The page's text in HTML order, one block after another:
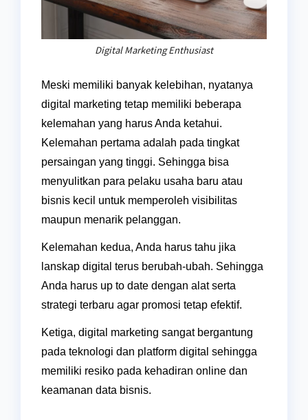
Digital Marketing Enthusiast
Meski memiliki banyak kelebihan, nyatanya
digital marketing tetap memiliki beberapa
kelemahan yang harus Anda ketahui.
Kelemahan pertama adalah pada tingkat
persaingan yang tinggi. Sehingga bisa
menyulitkan para pelaku usaha baru atau
bisnis kecil untuk memperoleh visibilitas
maupun menarik pelanggan.
Kelemahan kedua, Anda harus tahu jika
lanskap digital terus berubah-ubah. Sehingga
Anda harus up to date dengan alat serta
strategi terbaru agar promosi tetap efektif.
Ketiga, digital marketing sangat bergantung
pada teknologi dan platform digital sehingga
memiliki resiko pada kehadiran online dan
keamanan data bisnis.